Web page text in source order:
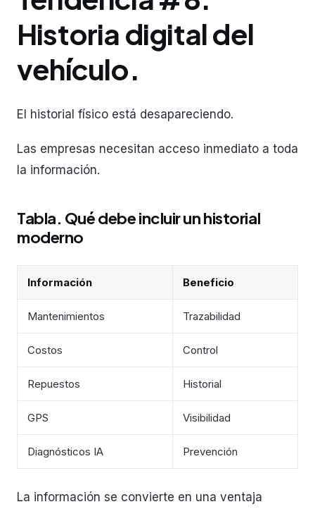
Historia digital del
vehículo.
El historial físico está desapareciendo.
Las empresas necesitan acceso inmediato a toda
la información.
Tabla. Qué debe incluir un historial
moderno
Información Beneficio
Mantenimientos Trazabilidad
Costos Control
Repuestos Historial
GPS Visibilidad
Diagnósticos IA Prevención
La información se convierte en una ventaja